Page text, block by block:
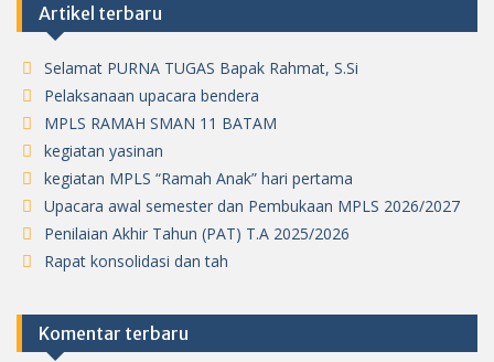
Artikel terbaru
Selamat PURNA TUGAS Bapak Rahmat, S.Si
Pelaksanaan upacara bendera
MPLS RAMAH SMAN 11 BATAM
kegiatan yasinan
kegiatan MPLS “Ramah Anak” hari pertama
Upacara awal semester dan Pembukaan MPLS 2026/2027
Penilaian Akhir Tahun (PAT) T.A 2025/2026
Rapat konsolidasi dan tah
Komentar terbaru